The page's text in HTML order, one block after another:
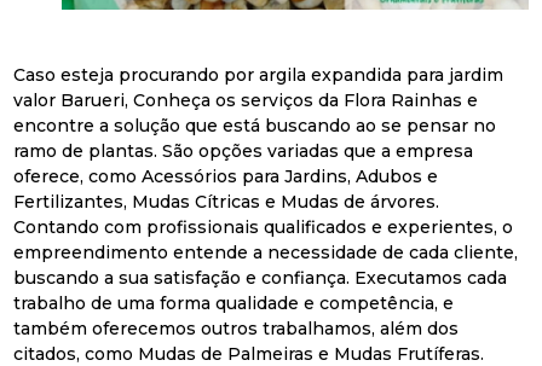
Caso esteja procurando por argila expandida para jardim
valor Barueri, Conheça os serviços da Flora Rainhas e
encontre a solução que está buscando ao se pensar no
ramo de plantas. São opções variadas que a empresa
oferece, como Acessórios para Jardins, Adubos e
Fertilizantes, Mudas Cítricas e Mudas de árvores.
Contando com profissionais qualificados e experientes, o
empreendimento entende a necessidade de cada cliente,
buscando a sua satisfação e confiança. Executamos cada
trabalho de uma forma qualidade e competência, e
também oferecemos outros trabalhamos, além dos
citados, como Mudas de Palmeiras e Mudas Frutíferas.